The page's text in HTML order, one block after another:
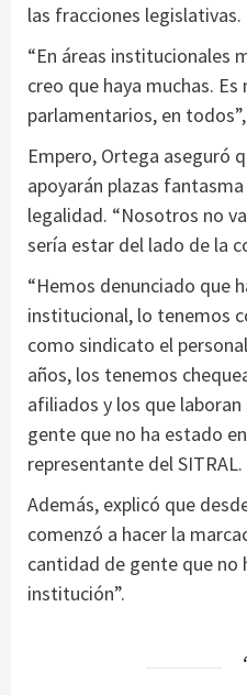
las fracciones legislativas.
“En áreas institucionales
creo que haya muchas.
parlamentarios, en
Empero, Ortega aseguró
apoyarán plazas
legalidad. “Nosotros no
sería estar del lado de la
“Hemos denunciado que
institucional, lo tenemos
como sindicato el
años, los tenemos
afiliados y los que
gente que no ha estado
representante del SITRAL.
Además, explicó que
comenzó a hacer la
cantidad de gente que no
institución”.